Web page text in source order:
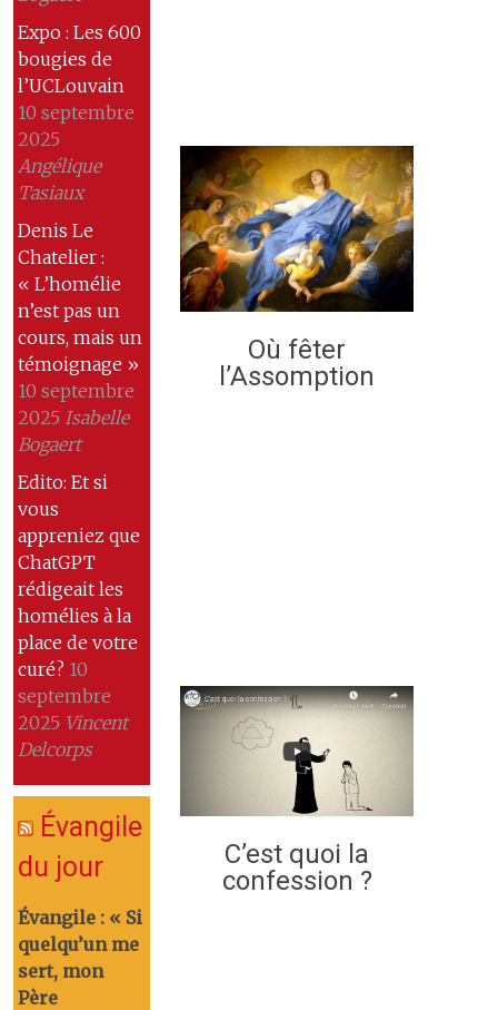
Expo : Les 600
bougies de
l’UCLouvain
10 septembre
2025
Angélique
Tasiaux
Denis Le
Chatelier :
« L’homélie
n’est pas un
cours, mais un
témoignage »
10 septembre
2025 Isabelle
Bogaert
Edito: Et si
vous
appreniez que
ChatGPT
rédigeait les
homélies à la
place de votre
curé? 10
septembre
2025 Vincent
Delcorps
Évangile
du jour
Évangile : « Si
quelqu’un me
sert, mon
Père
Où fêter
l’Assomption
C’est quoi la
confession ?